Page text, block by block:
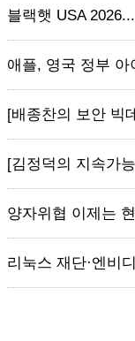
블랙햇 USA
애플, 영국 정부
[배종찬의 보안 빅
[김정덕의 지속가
양자위협 이제는
리눅스 재단·엔비